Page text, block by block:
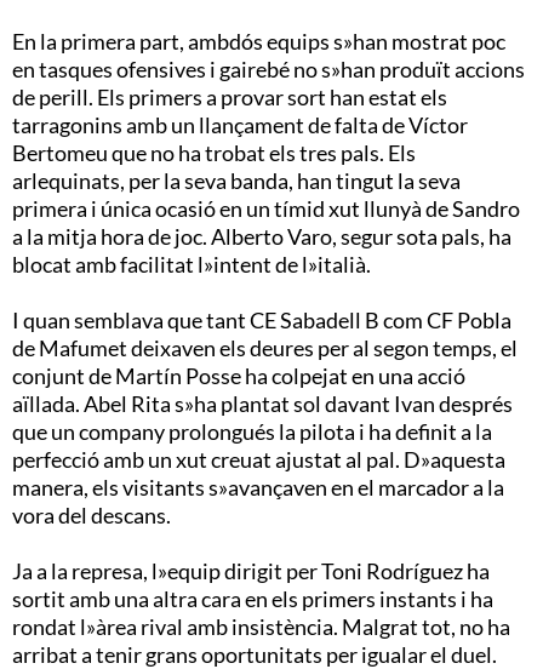
En la primera part, ambdós equips s»han mostrat poc
en tasques ofensives i gairebé no s»han produït accions
de perill. Els primers a provar sort han estat els
tarragonins amb un llançament de falta de Víctor
Bertomeu que no ha trobat els tres pals. Els
arlequinats, per la seva banda, han tingut la seva
primera i única ocasió en un tímid xut llunyà de Sandro
a la mitja hora de joc. Alberto Varo, segur sota pals, ha
blocat amb facilitat l»intent de l»italià.
I quan semblava que tant CE Sabadell B com CF Pobla
de Mafumet deixaven els deures per al segon temps, el
conjunt de Martín Posse ha colpejat en una acció
aïllada. Abel Rita s»ha plantat sol davant Ivan després
que un company prolongués la pilota i ha definit a la
perfecció amb un xut creuat ajustat al pal. D»aquesta
manera, els visitants s»avançaven en el marcador a la
vora del descans.
Ja a la represa, l»equip dirigit per Toni Rodríguez ha
sortit amb una altra cara en els primers instants i ha
rondat l»àrea rival amb insistència. Malgrat tot, no ha
arribat a tenir grans oportunitats per igualar el duel.